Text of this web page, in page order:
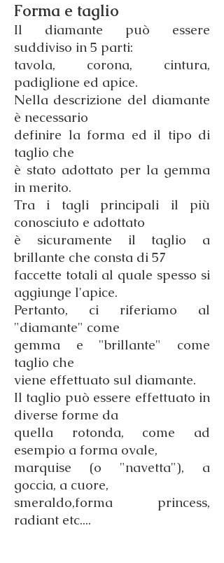
Forma e taglio
Il diamante può essere
suddiviso in 5 parti:
tavola, corona, cintura,
padiglione ed apice.
Nella descrizione del diamante
è necessario
definire la forma ed il tipo di
taglio che
è stato adottato per la gemma
in merito.
Tra i tagli principali il più
conosciuto e adottato
è sicuramente il taglio a
brillante che consta di 57
faccette totali al quale spesso si
aggiunge l'apice.
Pertanto, ci riferiamo al
"diamante" come
gemma e "brillante" come
taglio che
viene effettuato sul diamante.
Il taglio può essere effettuato in
diverse forme da
quella rotonda, come ad
esempio a forma ovale,
marquise (o "navetta"), a
goccia, a cuore,
smeraldo,forma princess,
radiant etc....